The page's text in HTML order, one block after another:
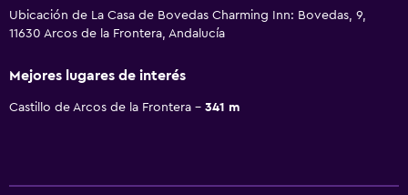
Ubicación de La Casa de Bovedas Charming Inn: Bovedas, 9,
11630 Arcos de la Frontera, Andalucía
Mejores lugares de interés
Castillo de Arcos de la Frontera 341 m